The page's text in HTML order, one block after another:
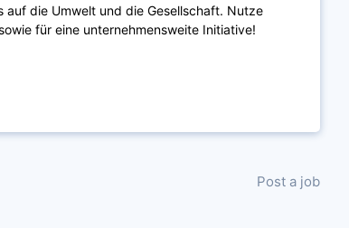
die Umwelt und die Gesellschaft. Nutze
für eine unternehmensweite Initiative!
Post a job